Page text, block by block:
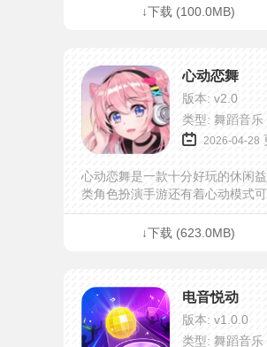
角色等你来解锁，体验甜蜜双排。
↓下载 (100.0MB)
心动恋舞
版本: v2.0
类型: 舞蹈音乐
2026-04-28
心动恋舞是一款十分好玩的休闲
类角色扮演手游还有着心动模式可
进行，挑战排名，新手玩家不用担
心。心动恋舞游戏测评；游戏玩法
↓下载 (623.0MB)
电音悦动
版本: v1.0.0
类型: 舞蹈音乐